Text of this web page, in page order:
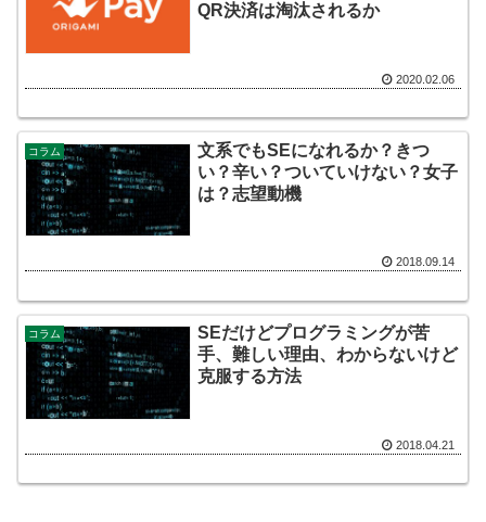
QR決済は淘汰されるか
2020.02.06
コラム
文系でもSEになれるか？きつ
い？辛い？ついていけない？女子
は？志望動機
2018.09.14
コラム
SEだけどプログラミングが苦
手、難しい理由、わからないけど
克服する方法
2018.04.21